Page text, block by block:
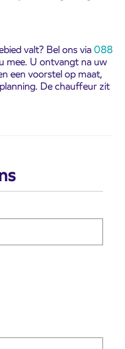
valt? Bel ons via088
mee. U ontvangt na uw
een voorstel op maat,
De chauffeur zit